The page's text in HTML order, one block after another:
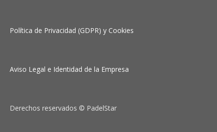
Política de Privacidad (GDPR) y Cookies
Aviso Legal e Identidad de la Empresa
Derechos reservados © PadelStar